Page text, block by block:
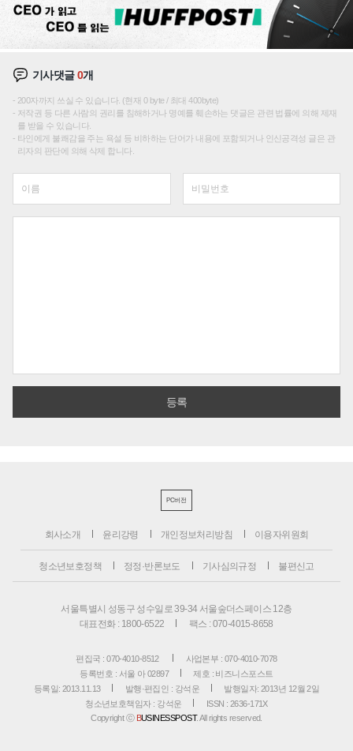
기사댓글0개
200자까지 쓰실 수 있습니다. (현재 0 byte / 최대 400byte)
저작권 등 다른 사람의 권리를 침해하거나 명예를 훼손하는 댓글은 관련 법률에 의해 제재
를 받을 수 있습니다.
타인에게 불쾌감을 주는 욕설 등 비하하는 단어가 내용에 포함되거나 인신공격성 글은 관
리자의 판단에 의해 삭제 합니다.
PC버전
회사소개 윤리강령 개인정보처리방침 이용자위원회
청소년보호정책 정정·반론보도 기사심의규정 불편신고
서울특별시 성동구 성수일로 39-34 서울숲더스페이스 12층
대표전화 : 1800-6522
팩스 : 070-4015-8658
편집국 : 070-4010-8512
사업본부 : 070-4010-7078
등록번호 : 서울 아 02897
제호 : 비즈니스포스트
등록일: 2013.11.13
발행·편집인 : 강석운
발행일자: 2013년 12월 2일
청소년보호책임자 : 강석운
ISSN : 2636-171X
Copyright ⓒ BUSINESSPOST. All rights reserved.